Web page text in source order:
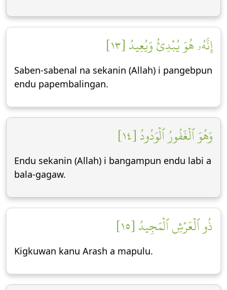
إِنَّهُۥ هُوَ يُبۡدِئُ وَيُعِيدُ [١٣]
Saben-sabenal na sekanin (Allah) i pangebpun
endu papembalingan.
وَهُوَ ٱلۡغَفُورُ ٱلۡوَدُودُ [١٤]
Endu sekanin (Allah) i bangampun endu labi a
bala-gagaw.
ذُو ٱلۡعَرۡشِ ٱلۡمَجِيدُ [١٥]
Kigkuwan kanu Arash a mapulu.